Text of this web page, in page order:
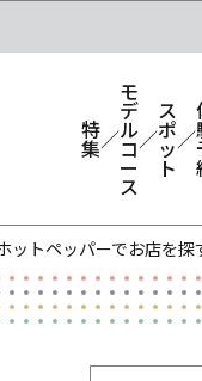
特
集
モ
デ
ル
コ
ー
ス
ス
ポ
ッ
ト
ットペッパーでお店を探